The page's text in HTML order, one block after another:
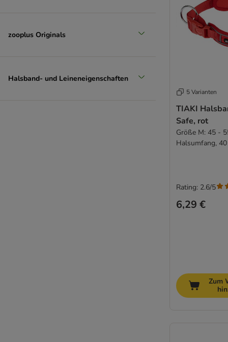
zooplus Originals
Halsband- und Leineneigenschaften
5 Varianten
TIAKI
Safe, rot
Größe M: 45 -
Halsumfang,
6,29 €
Rating: 2.6/5
Zum